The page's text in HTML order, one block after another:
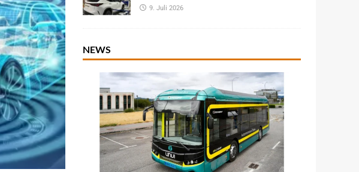
9. Juli 2026
NEWS